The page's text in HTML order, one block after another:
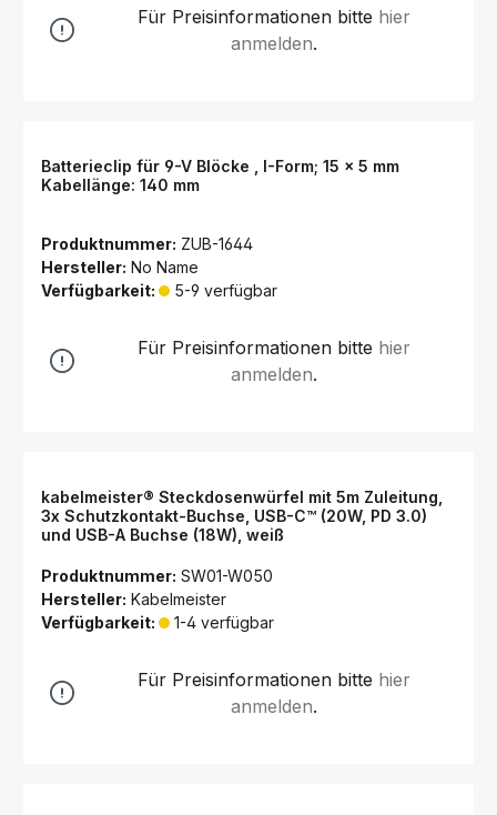
Für Preisinformationen bitte hier
anmelden.
Batterieclip für 9-V Blöcke , I-Form; 15 x 5 mm
Kabellänge: 140 mm
Produktnummer: ZUB-1644
Hersteller: No Name
Verfügbarkeit:
5-9 verfügbar
Für Preisinformationen bitte hier
anmelden.
kabelmeister® Steckdosenwürfel mit 5m Zuleitung,
3x Schutzkontakt-Buchse, USB-C™ (20W, PD 3.0)
und USB-A Buchse (18W), weiß
Produktnummer: SW01-W050
Hersteller: Kabelmeister
Verfügbarkeit:
1-4 verfügbar
Für Preisinformationen bitte hier
anmelden.